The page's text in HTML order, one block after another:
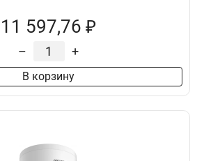
11 597,76 ₽
– +
В корзину